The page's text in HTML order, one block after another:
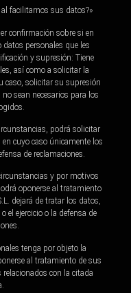
al facilitarnos sus datos?»
confirmación sobre si en
personales que les
y supresión: Tiene
así como a solicitar la
caso, solicitar su supresión
sean necesarios para los
podrá solicitar
cuyo caso únicamente los
de reclamaciones.
y por motivos
oponerse al tratamiento
dejará de tratar los datos,
el ejercicio o la defensa de
tenga por objeto la
al tratamiento de sus
con la citada